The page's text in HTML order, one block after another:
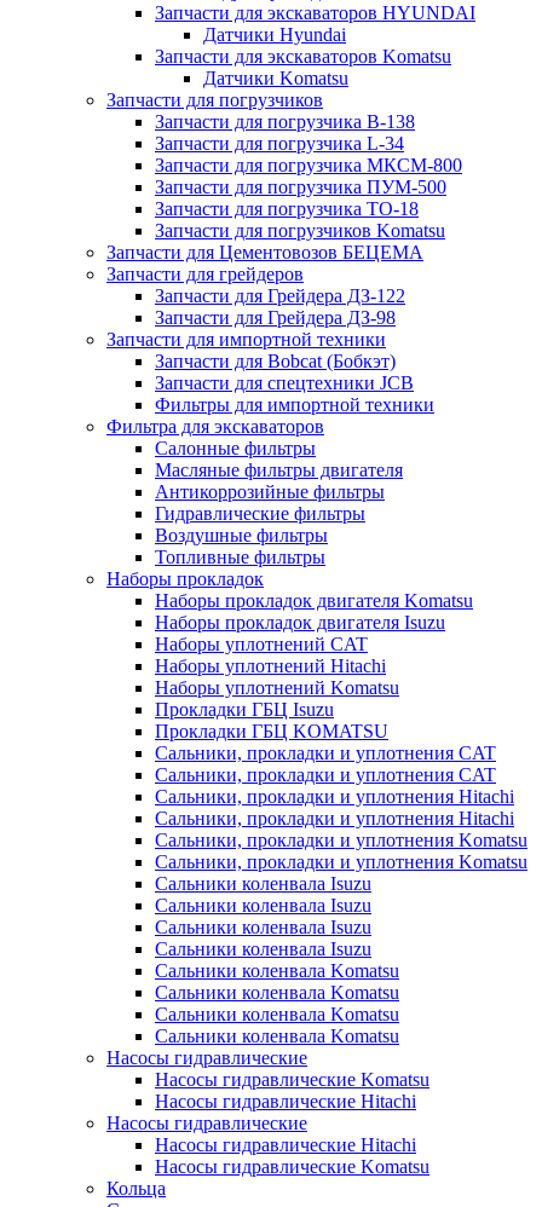
Запчасти для экскаваторов HYUNDAI
Датчики Hyundai
Запчасти для экскаваторов Komatsu
Датчики Komatsu
Запчасти для погрузчиков
Запчасти для погрузчика B-138
Запчасти для погрузчика L-34
Запчасти для погрузчика МКСМ-800
Запчасти для погрузчика ПУМ-500
Запчасти для погрузчика ТО-18
Запчасти для погрузчиков Komatsu
Запчасти для Цементовозов БЕЦЕМА
Запчасти для грейдеров
Запчасти для Грейдера ДЗ-122
Запчасти для Грейдера ДЗ-98
Запчасти для импортной техники
Запчасти для Bobcat (Бобкэт)
Запчасти для спецтехники JCB
Фильтры для импортной техники
Фильтра для экскаваторов
Салонные фильтры
Масляные фильтры двигателя
Антикоррозийные фильтры
Гидравлические фильтры
Воздушные фильтры
Топливные фильтры
Наборы прокладок
Наборы прокладок двигателя Komatsu
Наборы прокладок двигателя Isuzu
Наборы уплотнений CAT
Наборы уплотнений Hitachi
Наборы уплотнений Komatsu
Прокладки ГБЦ Isuzu
Прокладки ГБЦ KOMATSU
Сальники, прокладки и уплотнения CAT
Сальники, прокладки и уплотнения CAT
Сальники, прокладки и уплотнения Hitachi
Сальники, прокладки и уплотнения Hitachi
Сальники, прокладки и уплотнения Komatsu
Сальники, прокладки и уплотнения Komatsu
Сальники коленвала Isuzu
Сальники коленвала Isuzu
Сальники коленвала Isuzu
Сальники коленвала Isuzu
Сальники коленвала Komatsu
Сальники коленвала Komatsu
Сальники коленвала Komatsu
Сальники коленвала Komatsu
Насосы гидравлические
Насосы гидравлические Komatsu
Насосы гидравлические Hitachi
Насосы гидравлические
Насосы гидравлические Hitachi
Насосы гидравлические Komatsu
Кольца